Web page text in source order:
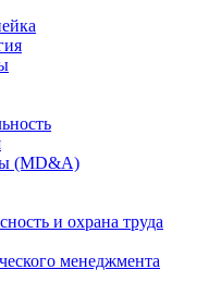
(MD&A)
и охрана труда
менеджмента